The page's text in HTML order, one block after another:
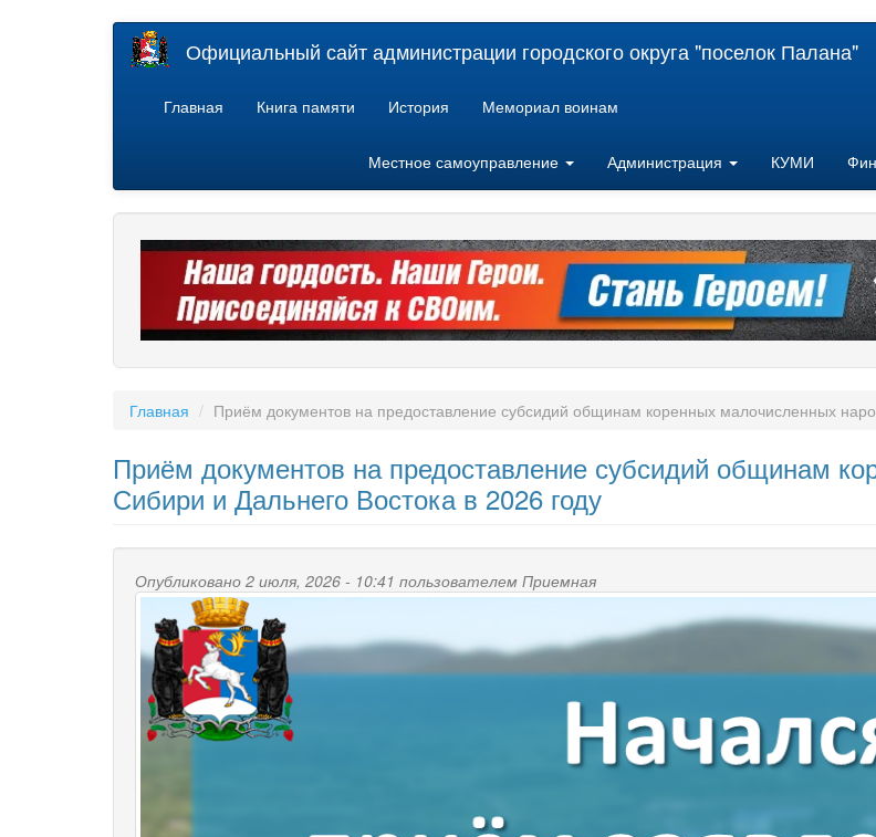
Официальный сайт администрации городского округа "поселок Палана"
Главная Книга памяти История Мемориал воинам
Местное самоуправление Администрация КУМИ
Главная Приём документов на предоставление субсидий общинам коренных малочисленных
Приём документов на предоставление субсидий общинам
Сибири и Дальнего Востока в 2026 году
Опубликовано 2 июля, 2026 - 10:41 пользователем Приемная